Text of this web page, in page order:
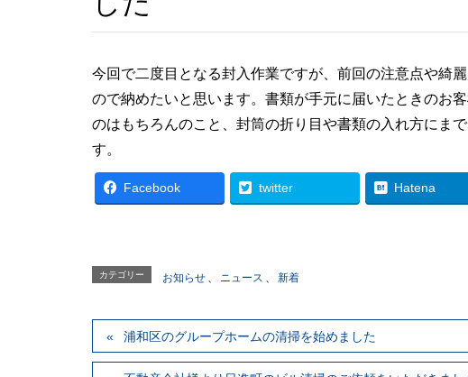
今回で二度目となる封入作業ですが、前回の注意点や綺
ので納めたいと思います。書類が手元に届いたときのお
のはもちろんのこと、封筒の折り目や書類の入れ方にま
す。
Facebook twitter Hatena
カテゴリー お知らせ ニュース 新着
浦和区のグループホームの清掃を始めました